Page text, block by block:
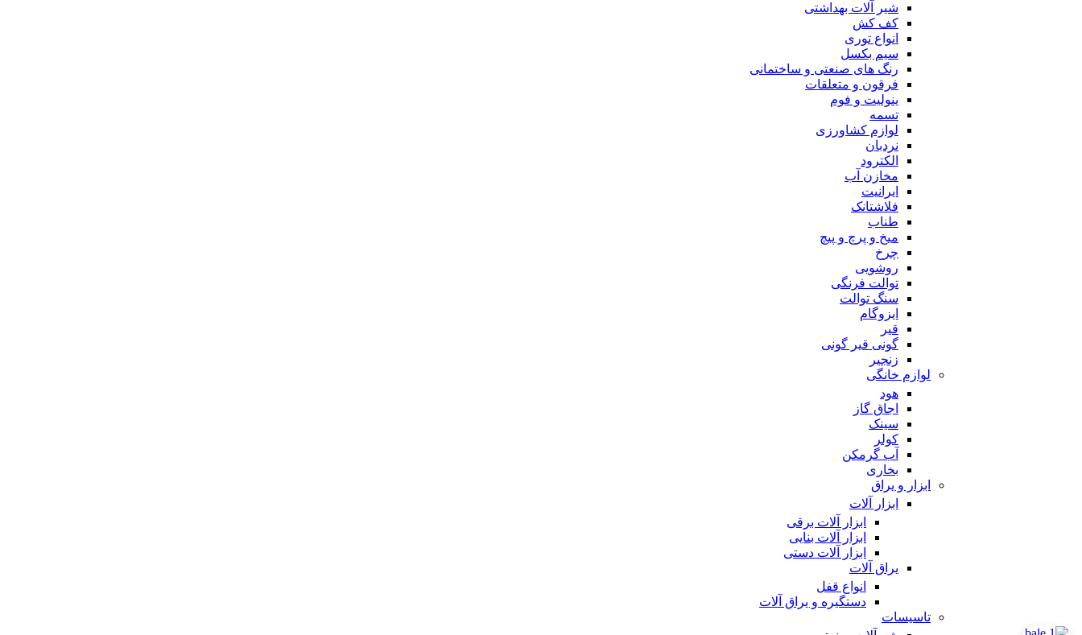
شیر آلات بهداشتی
کف کش
انواع توری
سیم بکسل
رنگ های صنعتی و ساختمانی
فرقون و متعلقات
ینولیت و فوم
تسمه
لوازم کشاورزی
نردبان
الکترود
مخازن آب
ایرانیت
فلاشتانک
طناب
میخ و پرچ و پیچ
چرخ
روشویی
توالت فرنگی
سنگ توالت
ایزوگام
قیر
گونی قیر گونی
زنجیر
لوازم خانگی
هود
اجاق گاز
سینک
کولر
آب گرمکن
بخاری
ابزار و یراق
ابزار آلات
ابزار آلات برقی
ابزار آلات بنایی
ابزار آلات دستی
یراق آلات
انواع قفل
دستگیره و یراق آلات
تاسیسات